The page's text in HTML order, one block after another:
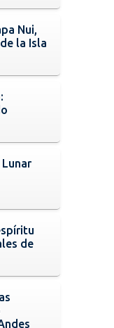
Nui,
la Isla
de